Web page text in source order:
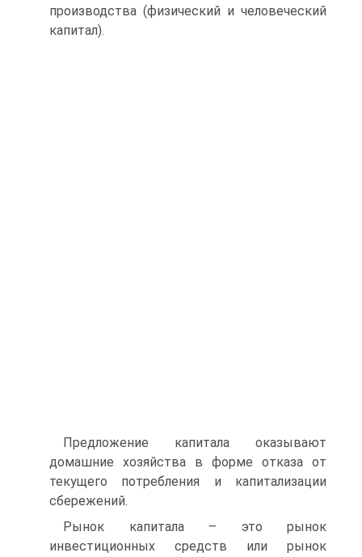
производства (физический и человеческий
капитал).
Предложение капитала оказывают
домашние хозяйства в форме отказа от
текущего потребления и капитализации
сбережений.
Рынок капитала – это рынок
инвестиционных средств или рынок